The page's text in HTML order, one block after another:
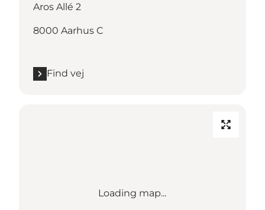
Aros Allé 2
8000 Aarhus C
Find vej
Loading map...